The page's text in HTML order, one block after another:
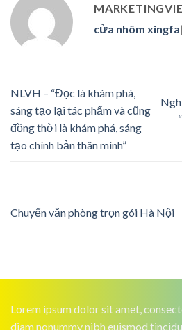
cửa nhôm xingfa|
NLVH – “Đọc là khám phá,
sáng tạo lại tác phẩm và cũng
đồng thời là khám phá, sáng
tạo chính bản thân mình”
Chuyển văn phòng trọn gói Hà Nội
Lorem ipsum dolor sit amet,
diam nonummy nibh euismod